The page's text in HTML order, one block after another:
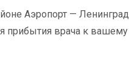
Аэропорт —
врача к вашему